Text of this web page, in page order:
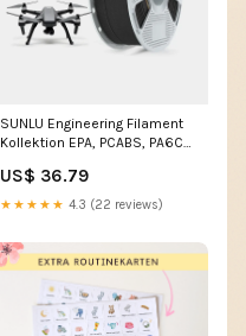
SUNLU Engineering Filament
Kollektion EPA, PCABS, PA6CF,
Online Store ABS-GF
US$ 36.79
★★★★★ 4.3 (22 reviews)